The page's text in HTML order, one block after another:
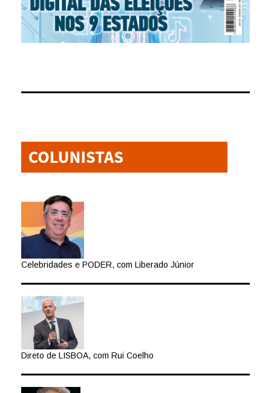
Celebridades e PODER, com Liberado Júnior
Direto de LISBOA, com Rui Coelho